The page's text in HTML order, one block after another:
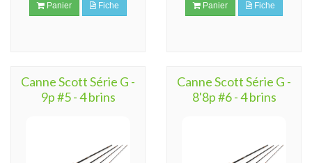
Panier Fiche Panier Fiche
Canne Scott Série G -
9p #5 - 4 brins
Canne Scott Série G -
8'8p #6 - 4 brins